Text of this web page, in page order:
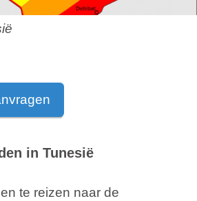
in Tunesië
te reizen naar de